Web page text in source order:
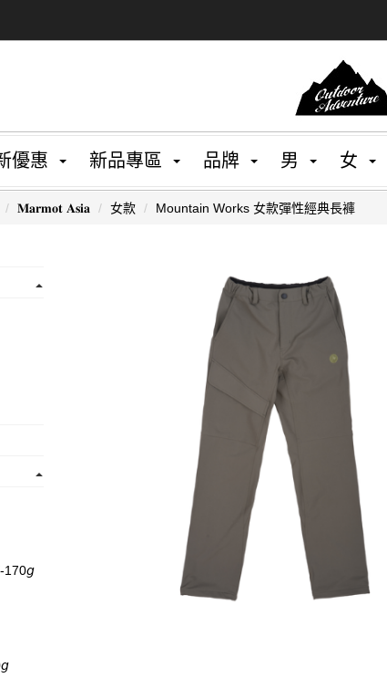
優惠 新品專區 品牌 男 女
𝐌𝐚𝐫𝐦𝐨𝐭 𝐀𝐬𝐢𝐚 女款 Mountain Works 女款彈性經典長褲